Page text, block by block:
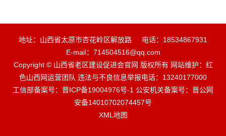
地址：山西省太原市杏花岭区解放路
电话：18534867931
E-mail：714504516@qq.com
Copyright © 山西省老区建设促进会官网 版权所有 网站维护：红
色山西网运营团队 违法与不良信息举报电话：13240177000
工信部备案号：晋ICP备19004976号-1 公安机关备案号：晋公网
安备14010702074457号
XML地图